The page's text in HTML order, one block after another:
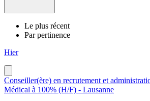
Le plus récent
Par pertinence
Hier
Conseiller(ère) en recrutement et
Médical à 100% (H/F) - Lausanne